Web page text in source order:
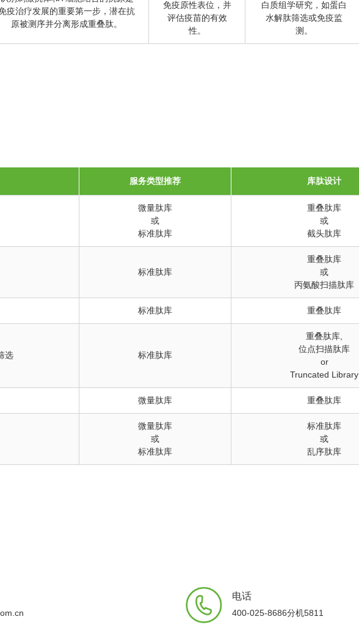
疫治疗发展的重要第一步，潜在抗
原被测序并分离形成重叠肽。
免疫原性表位，并
评估疫苗的有效
性。
白质组学研究，如蛋白
水解肽筛选或免疫监
测。
服务类型推荐 库肽设计
微量肽库
或
标准肽库
重叠肽库
或
截头肽库
标准肽库
重叠肽库
或
丙氨酸扫描肽库
标准肽库 重叠肽库
选 标准肽库
重叠肽库
位点扫描肽库
or
Truncated Library
微量肽库 重叠肽库
微量肽库
或
标准肽库
标准肽库
或
乱序肽库
电话
400-025-8686分机5811